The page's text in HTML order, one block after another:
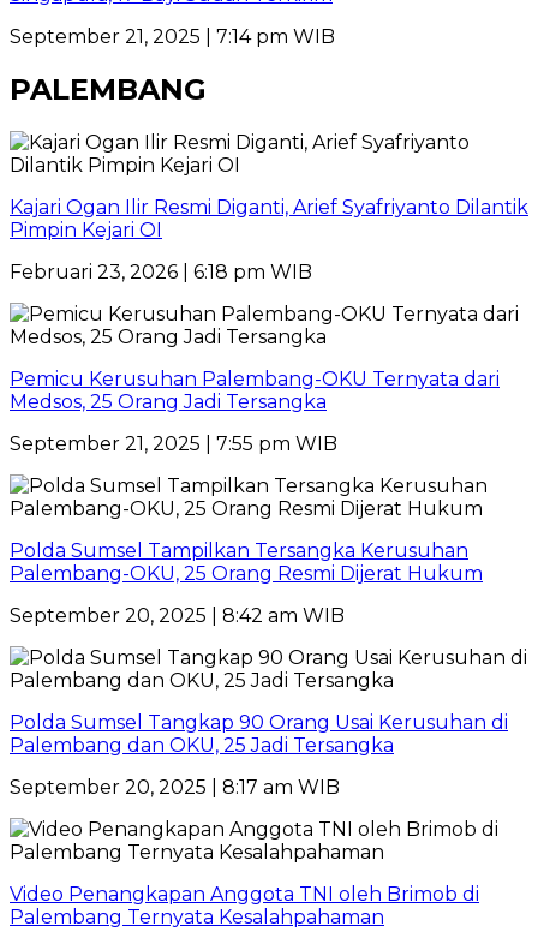
September 21, 2025 | 7:14 pm WIB
PALEMBANG
Kajari Ogan Ilir Resmi Diganti, Arief Syafriyanto Dilantik
Pimpin Kejari OI
Februari 23, 2026 | 6:18 pm WIB
Pemicu Kerusuhan Palembang-OKU Ternyata dari
Medsos, 25 Orang Jadi Tersangka
September 21, 2025 | 7:55 pm WIB
Polda Sumsel Tampilkan Tersangka Kerusuhan
Palembang-OKU, 25 Orang Resmi Dijerat Hukum
September 20, 2025 | 8:42 am WIB
Polda Sumsel Tangkap 90 Orang Usai Kerusuhan di
Palembang dan OKU, 25 Jadi Tersangka
September 20, 2025 | 8:17 am WIB
Video Penangkapan Anggota TNI oleh Brimob di
Palembang Ternyata Kesalahpahaman